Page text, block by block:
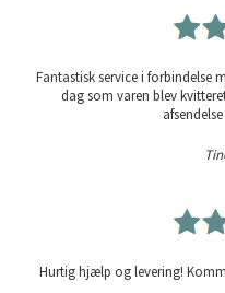
Fantastisk service i forbindelse
dag som varen blev
Hurtig hjælp og levering!